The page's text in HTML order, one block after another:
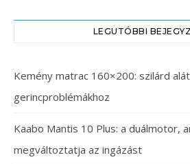
LEGUTÓBBI
Kemény matrac 160×200: szilárd
gerincproblémákhoz
Kaabo Mantis 10 Plus: a duálmotor,
megváltoztatja az ingázást